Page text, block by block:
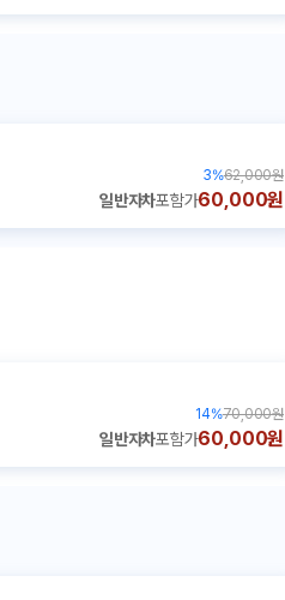
3%62,000원
일반자차포함가60,000원
14%70,000원
일반자차포함가60,000원